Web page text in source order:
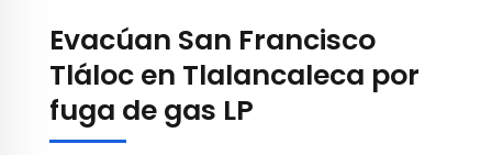
Evacúan San Francisco
Tláloc en Tlalancaleca por
fuga de gas LP